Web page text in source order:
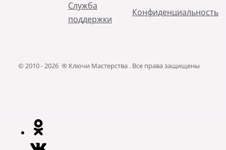
Служба
поддержки
Конфиденциальность
© 2010 - 2026 ® Ключи Мастерства . Все права защищены